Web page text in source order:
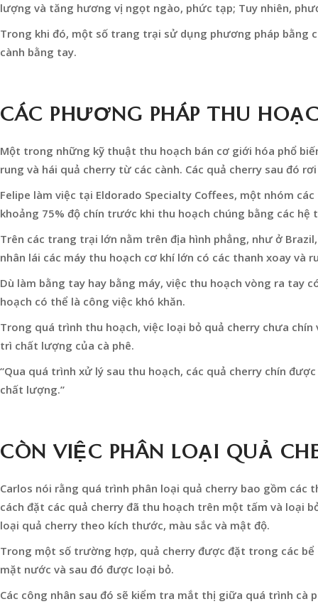
lượng và tăng hương vị ngọt ngào, phức tạp; Tuy nhiên,
Trong khi đó, một số trang trại sử dụng phương pháp bằng
cành bằng tay.
CÁC PHƯƠNG PHÁP THU
Một trong những kỹ thuật thu hoạch bán cơ giới hóa phổ
rung và hái quả cherry từ các cành. Các quả cherry sau đó
Felipe làm việc tại Eldorado Specialty Coffees, một nhóm
khoảng 75% độ chín trước khi thu hoạch chúng bằng các hệ
Trên các trang trại lớn nằm trên địa hình phẳng, như ở
nhân lái các máy thu hoạch cơ khí lớn có các thanh xoay và
Dù làm bằng tay hay bằng máy, việc thu hoạch vòng ra
hoạch có thể là công việc khó khăn.
Trong quá trình thu hoạch, việc loại bỏ quả cherry chưa
trì chất lượng của cà phê.
“Qua quá trình xử lý sau thu hoạch, các quả cherry chín
chất lượng.”
CÒN VIỆC PHÂN LOẠI QUẢ
Carlos nói rằng quá trình phân loại quả cherry bao gồm
cách đặt các quả cherry đã thu hoạch trên một tấm và loại
loại quả cherry theo kích thước, màu sắc và mật độ.
Trong một số trường hợp, quả cherry được đặt trong các
mặt nước và sau đó được loại bỏ.
Các công nhân sau đó sẽ kiểm tra mắt thị giữa quá trình cà